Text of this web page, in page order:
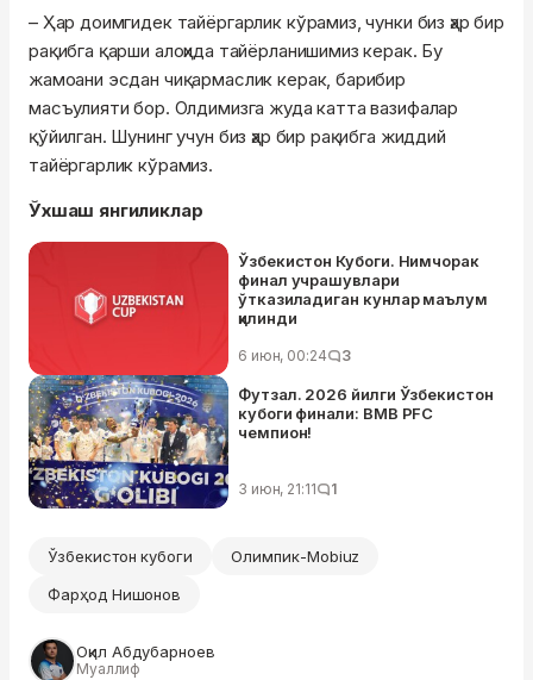
– Ҳар доимгидек тайёргарлик кўрамиз, чунки биз ҳар бир
рақибга қарши алоҳида тайёрланишимиз керак. Бу
жамоани эсдан чиқармаслик керак, барибир
масъулияти бор. Олдимизга жуда катта вазифалар
қўйилган. Шунинг учун биз ҳар бир рақибга жиддий
тайёргарлик кўрамиз.
Ўхшаш янгиликлар
Ўзбекистон Кубоги. Нимчорак
финал учрашувлари
ўтказиладиган кунлар маълум
қилинди
6 июн, 00:24 3
Футзал. 2026 йилги Ўзбекистон
кубоги финали: BMB PFC
чемпион!
3 июн, 21:11 1
Ўзбекистон кубоги
Олимпик-Mobiuz
Фарҳод Нишонов
Оқил Абдубарноев
Муаллиф